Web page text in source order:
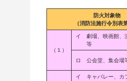
防火対象物
（消防法施行令別表
（１）
イ 劇場、映画館、
等
ロ 公会堂、集会場
イ キャバレー、カ